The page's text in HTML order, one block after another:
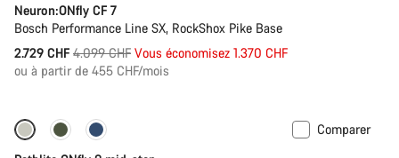
Neuron:ONfly CF 7
Bosch Performance Line SX, RockShox Pike Base
2.729 CHF Prix
4.099 CHF Vous économisez 1.370 CHF
ou à partir de 455 CHF/mois
-20%
Comparer